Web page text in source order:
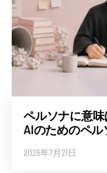
ペルソナに意味
AIのためのペル
2026年7月21日